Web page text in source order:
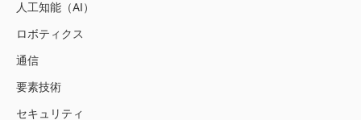
人工知能（AI）
ロボティクス
通信
要素技術
セキュリティ